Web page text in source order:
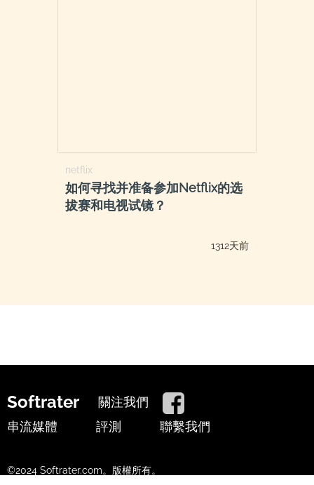
netflix
如何寻找并准备参加Netflix的选
拔赛和电视试镜？
1312天前
Softrater
關注我們
串流媒體
評測 聯繫我們
©2024 Softrater.com。版權所有。